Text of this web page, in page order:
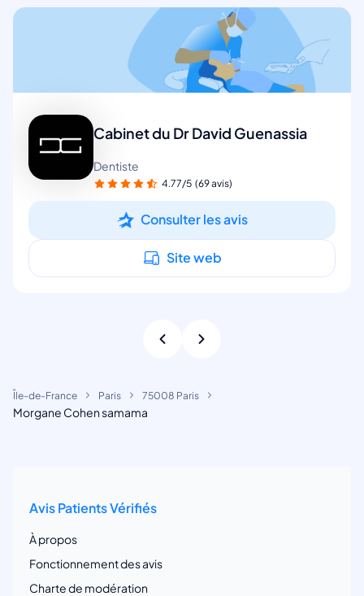
Cabinet du Dr David Guenassia
Dentiste
4.77/5 (69 avis)
Consulter les avis
Site web
Île-de-France Paris 75008 Paris
Morgane Cohen samama
Avis Patients Vérifiés
À propos
Fonctionnement des avis
Charte de modération